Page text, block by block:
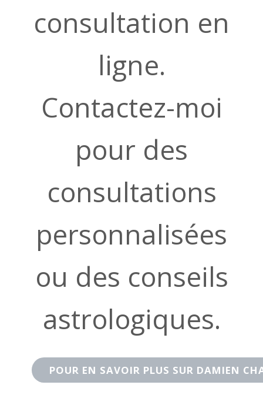
consultation en
ligne.
Contactez-moi
pour des
consultations
personnalisées
ou des conseils
astrologiques.
POUR EN SAVOIR PLUS SUR DAMIEN